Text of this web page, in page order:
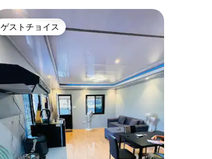
ゲストチョイス
ゲストチョイス